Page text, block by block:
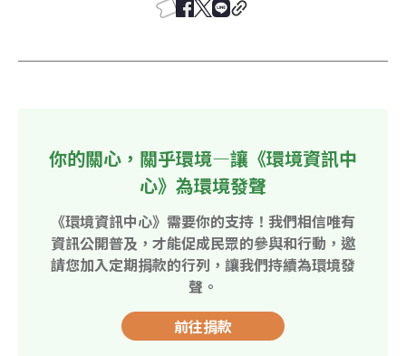
你的關心，關乎環境—讓《環境資訊中
心》為環境發聲
《環境資訊中心》需要你的支持！我們相信唯有
資訊公開普及，才能促成民眾的參與和行動，邀
請您加入定期捐款的行列，讓我們持續為環境發
聲。
前往捐款